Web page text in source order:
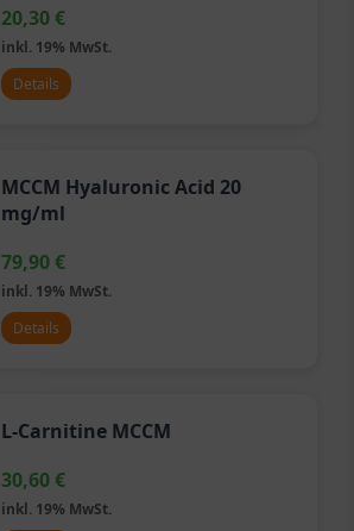
20,30€
inkl. 19% MwSt.
Details
MCCM Hyaluronic Acid 20
mg/ml
79,90€
inkl. 19% MwSt.
Details
L-Carnitine MCCM
30,60€
inkl. 19% MwSt.